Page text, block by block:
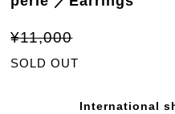
¥11,000
SOLD OUT
International